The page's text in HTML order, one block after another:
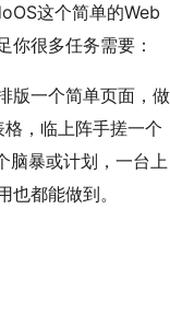
这个简单的Web
你很多任务需要：
版一个简单页面，做
，临上阵手搓一个
脑暴或计划，一台上
也都能做到。